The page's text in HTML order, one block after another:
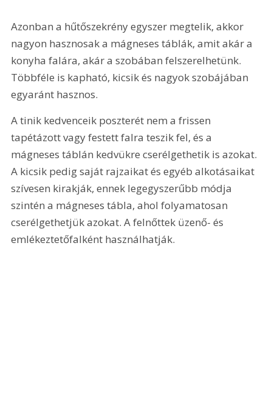
Azonban a hűtőszekrény egyszer megtelik, akkor
nagyon hasznosak a mágneses táblák, amit akár a
konyha falára, akár a szobában felszerelhetünk.
Többféle is kapható, kicsik és nagyok szobájában
egyaránt hasznos.
A tinik kedvenceik poszterét nem a frissen
tapétázott vagy festett falra teszik fel, és a
mágneses táblán kedvükre cserélgethetik is azokat.
A kicsik pedig saját rajzaikat és egyéb alkotásaikat
szívesen kirakják, ennek legegyszerűbb módja
szintén a mágneses tábla, ahol folyamatosan
cserélgethetjük azokat. A felnőttek üzenő- és
emlékeztetőfalként használhatják.